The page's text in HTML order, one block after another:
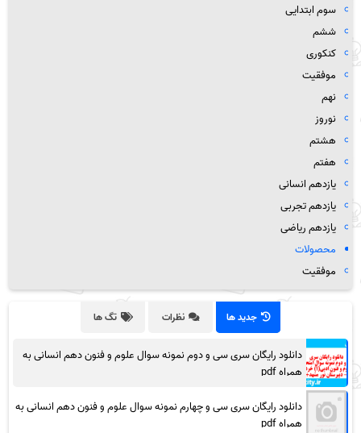
سوم ابتدایی
ششم
کنکوری
موفقیت
نهم
نوروز
هشتم
هفتم
یازدهم انسانی
یازدهم تجربی
یازدهم ریاضی
محصولات
موفقیت
جدید ها نظرات تگ ها
دانلود رایگان سری سی و دوم نمونه سوال علوم و فنون دهم انسانی به
همراه pdf
دانلود رایگان سری سی و چهارم نمونه سوال علوم و فنون دهم انسانی به
همراه pdf